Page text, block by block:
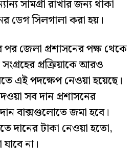
সামগ্রী রাখার জন্য থাকা
ডেগ সিলগালা করা হয়।
পর জেলা প্রশাসনের পক্ষ থেকে
প্রক্রিয়াকে আরও
এই পদক্ষেপ নেওয়া হয়েছে।
সব দান প্রশাসনের
দান বাক্সগুলোতে জমা হবে।
দানের টাকা নেওয়া হতো,
না।